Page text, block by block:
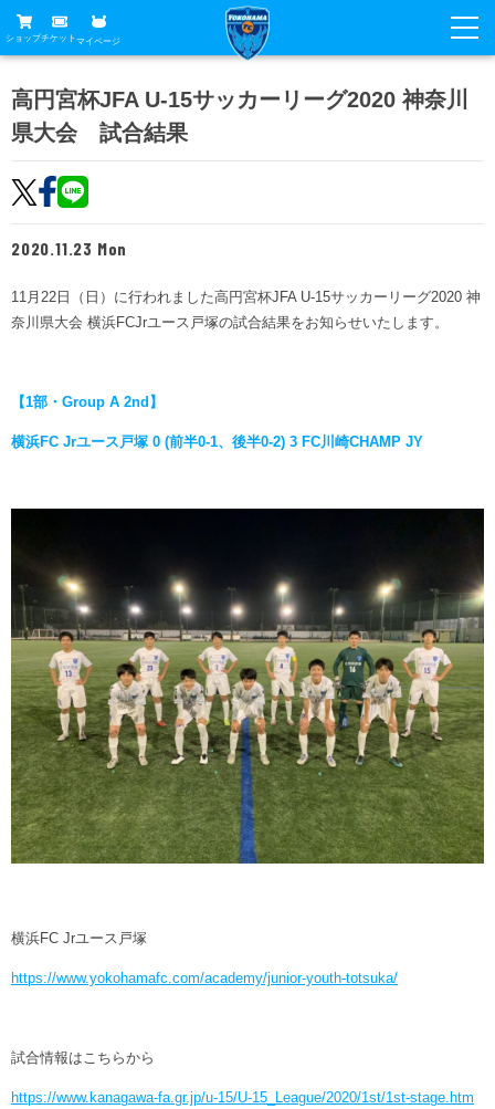
ショップチケット マイページ
グッズ
ホームタウン
トップチーム
メディア
アカデミー
試合
試合日程
チケット
チケットガイド
席種・価格表
チケット購入方法
チーム
選手・スタッフ
練習見学について
観戦ガイド
試合会場アクセス
観戦ルール・マナー
クラブ概要
ホームタウン活動
横浜FCスポーツクラブ
ニッパツ横浜FCシーガルズ
ゲームスチュワード
学生インターンシップ
スペシャルコンテンツ
オリジナルビール
試合日程・結果
アカデミー選手
アカデミースタッフ
フェニックスクラブ
サッカースクール
チアスクール
パートナー一覧
あしながドリーム基金
お問い合わせ
お問い合わせ
高円宮杯JFA U-15サッカーリーグ2020 神奈川
県大会 試合結果
2020.11.23 Mon
11月22日（日）に行われました高円宮杯JFA U-15サッカーリーグ2020 神
奈川県大会 横浜FCJrユース戸塚の試合結果をお知らせいたします。
【1部・Group A 2nd】
横浜FC Jrユース戸塚 0 (前半0-1、後半0-2) 3 FC川崎CHAMP JY
横浜FC Jrユース戸塚
https://www.yokohamafc.com/academy/junior-youth-totsuka/
試合情報はこちらから
https://www.kanagawa-fa.gr.jp/u-15/U-15_League/2020/1st/1st-stage.htm